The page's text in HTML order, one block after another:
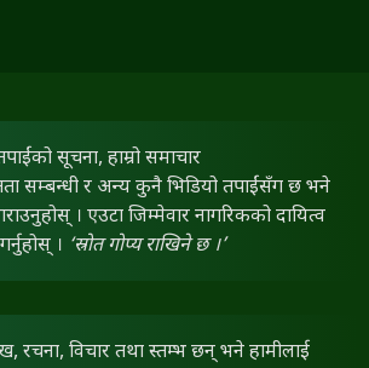
सूचना, हाम्रो समाचार
सम्बन्धी र अन्य कुनै भिडियो तपाईंसँग छ भने
। एउटा जिम्मेवार नागरिकको दायित्व
। ‘स्रोत गोप्य राखिने छ ।’
विचार तथा स्तम्भ छन् भने हामीलाई